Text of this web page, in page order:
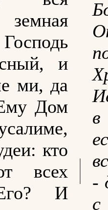
и
ми, да
Дом
кто
всех
И
-
с